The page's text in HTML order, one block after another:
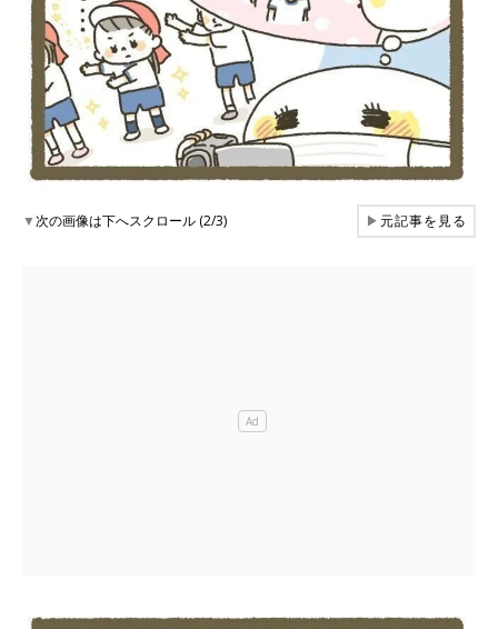
▼次の画像は下へスクロール (2/3) ▶元記事を見る